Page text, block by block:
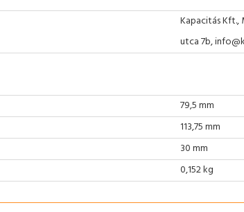
Kapacitás Kft.,
utca 7b,
79,5 mm
113,75 mm
30 mm
0,152 kg